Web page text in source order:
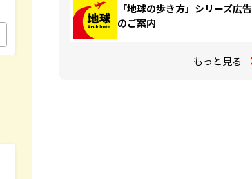
「地球の歩き方」シリーズ広告
のご案内
もっと見る